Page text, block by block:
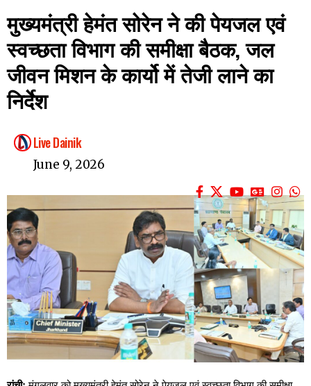
मुख्यमंत्री हेमंत सोरेन ने की पेयजल एवं
स्वच्छता विभाग की समीक्षा बैठक, जल
जीवन मिशन के कार्यो में तेजी लाने का
निर्देश
Live Dainik
June 9, 2026